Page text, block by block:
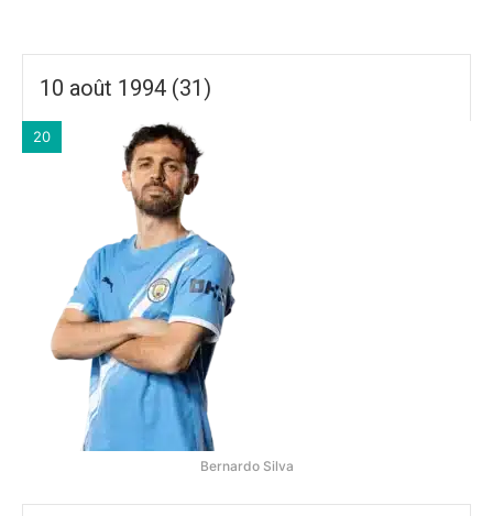
10 août 1994 (31)
20
Bernardo Silva